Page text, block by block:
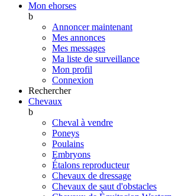
Mon ehorses
b
Annoncer maintenant
Mes annonces
Mes messages
Ma liste de surveillance
Mon profil
Connexion
Rechercher
Chevaux
b
Cheval à vendre
Poneys
Poulains
Embryons
Étalons reproducteur
Chevaux de dressage
Chevaux de saut d'obstacles